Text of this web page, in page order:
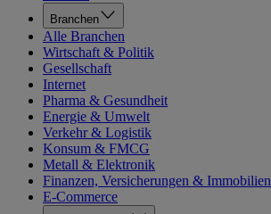
Branchen
Alle Branchen
Wirtschaft & Politik
Gesellschaft
Internet
Pharma & Gesundheit
Energie & Umwelt
Verkehr & Logistik
Konsum & FMCG
Metall & Elektronik
Finanzen, Versicherungen & Immobilien
E-Commerce